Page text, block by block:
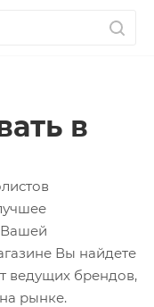
в
Вашей
Вы найдете
ведущих брендов,
рынке.